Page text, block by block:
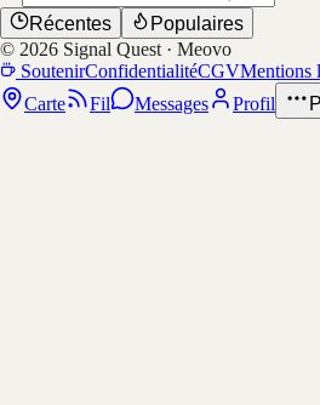
Récentes
Populaires
© 2026 Signal Quest · Meovo
SoutenirConfidentialitéCGVMentions
Carte
Fil Messages Profil